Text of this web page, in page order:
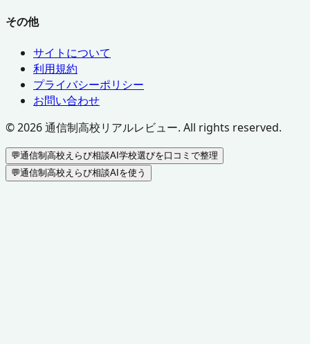
その他
サイトについて
利用規約
プライバシーポリシー
お問い合わせ
©2026通信制高校リアルレビュー. All rights reserved.
💬通信制高校えらび相談AI学校選びを口コミで整理
💬通信制高校えらび相談AIを使う